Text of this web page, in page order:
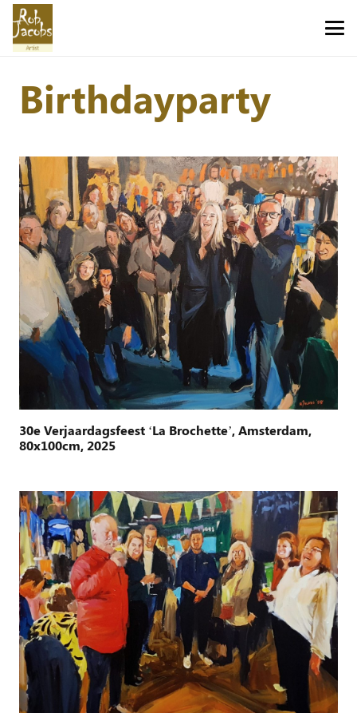
Birthdayparty
30e Verjaardagsfeest ‘La Brochette’, Amsterdam,
80x100cm, 2025